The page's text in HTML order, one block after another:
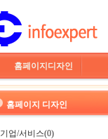
홈페이지디자인
홈페이지 디자인
기업/서비스(0)